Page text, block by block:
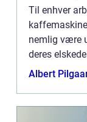
Til enhver
nemlig være
deres
at kontoret
Albert